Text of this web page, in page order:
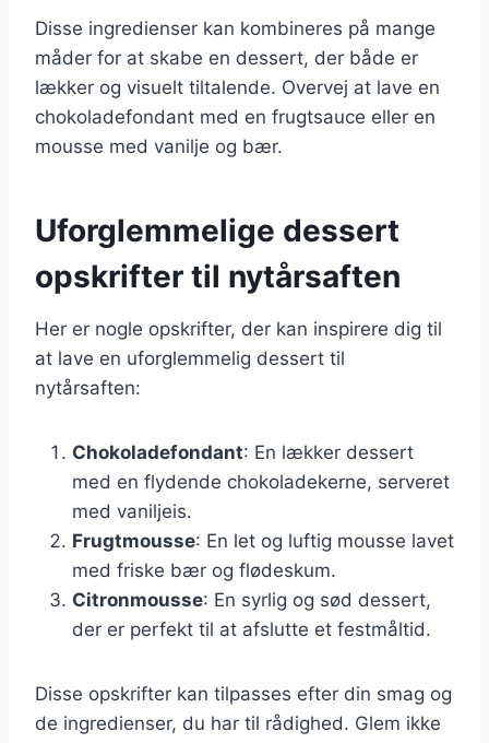
Disse ingredienser kan kombineres på mange
måder for at skabe en dessert, der både er
lækker og visuelt tiltalende. Overvej at lave en
chokoladefondant med en frugtsauce eller en
mousse med vanilje og bær.
Uforglemmelige dessert
opskrifter til nytårsaften
Her er nogle opskrifter, der kan inspirere dig til
at lave en uforglemmelig dessert til
nytårsaften:
Chokoladefondant: En lækker dessert
med en flydende chokoladekerne, serveret
med vaniljeis.
Frugtmousse: En let og luftig mousse lavet
med friske bær og flødeskum.
Citronmousse: En syrlig og sød dessert,
der er perfekt til at afslutte et festmåltid.
Disse opskrifter kan tilpasses efter din smag og
de ingredienser, du har til rådighed. Glem ikke